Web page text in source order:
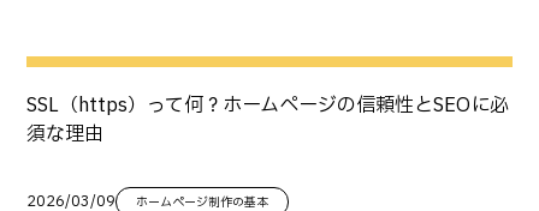
SSL（https）って何？ホームページの信頼性とSEOに必
須な理由
2026/03/09 ホームページ制作の基本